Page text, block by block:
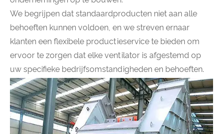
We begrijpen dat standaardproducten niet aan alle
behoeften kunnen voldoen, en we streven ernaar
klanten een flexibele productieservice te bieden om
ervoor te zorgen dat elke ventilator is afgestemd op
uw specifieke bedrijfsomstandigheden en behoeften.